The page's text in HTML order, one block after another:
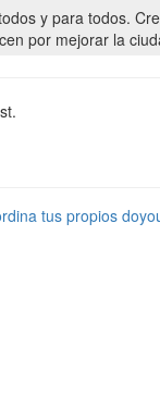
y para todos.
por mejorar la
tus propios